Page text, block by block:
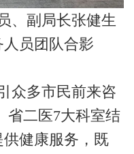
、副局长张健生
人员团队合影
众多市民前来咨
省二医7大科室结
健康服务，既